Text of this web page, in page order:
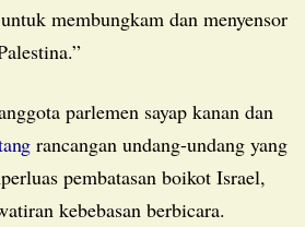
membungkam dan menyensor
rancangan undang-undang yang
pembatasan boikot Israel,
kebebasan berbicara.